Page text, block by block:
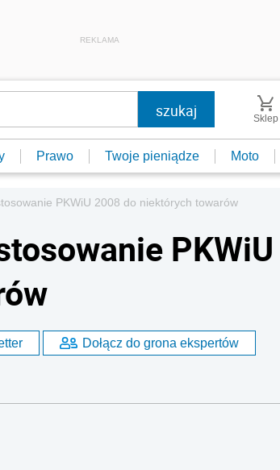
REKLAMA
Sklep
Prawo Twoje pieniądze Moto
PKWiU 2008 do niektórych towarów
PKWiU
Dołącz do grona ekspertów